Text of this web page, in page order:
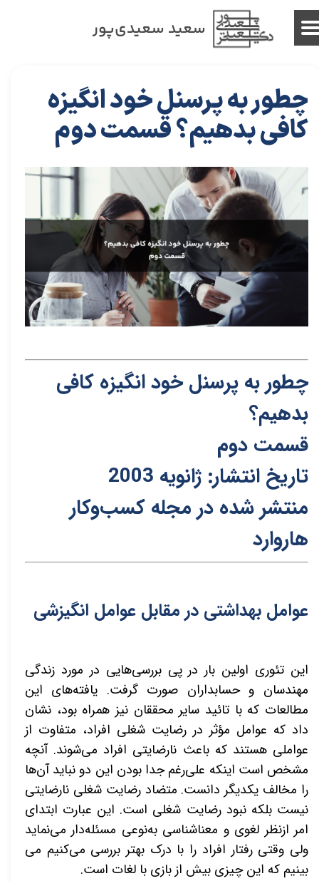
سعید سعیدی‌پور
چطور به پرسنل خود انگیزه
کافی بدهیم؟ قسمت دوم
چطور به پرسنل خود انگیزه کافی
بدهیم؟
قسمت دوم
تاریخ انتشار: ژانویه 2003
منتشر شده در مجله کسب‌و‌کار
هاروارد
عوامل بهداشتی در مقابل عوامل انگیزشی
این تئوری اولین بار در پی بررسی­‌هایی در مورد زندگی
مهندسان و حسابداران صورت گرفت. یافته‌­های این
مطالعات که با تائید سایر محققان نیز همراه بود، نشان
داد که عوامل مؤثر در رضایت شغلی افراد، متفاوت از
عواملی هستند که باعث نارضایتی افراد می‌­شوند. آنچه
مشخص است اینکه علی‌رغم جدا بودن این دو نباید آن‌ها
را مخالف یکدیگر دانست. متضاد رضایت شغلی نارضایتی
نیست بلکه نبود رضایت شغلی است. این عبارت ابتدای
امر ازنظر لغوی و معناشناسی به‌نوعی مسئله‌دار می‌­نماید
ولی وقتی رفتار افراد را با درک بهتر بررسی می­‌کنیم می­‌
بینیم که این چیزی بیش از بازی با لغات است.